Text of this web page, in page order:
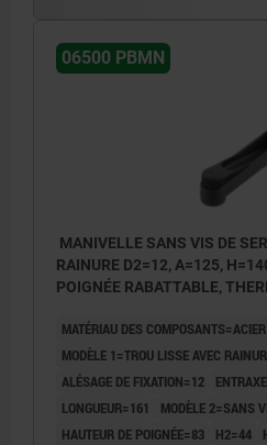
06500 PBMN
MANIVELLE SANS VIS DE
RAINURE D2=12, A=125,
POIGNÉE RABATTABLE,
MATÉRIAU DES COMPOSANTS=ACIER
MODÈLE 1=TROU LISSE AVEC
ALÉSAGE DE FIXATION=12
LONGUEUR=161
MODÈLE 2=SANS
HAUTEUR DE POIGNÉE=83
H2=44